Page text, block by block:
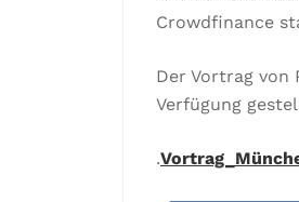
Crowdfinance
Der Vortrag von
Verfügung
.